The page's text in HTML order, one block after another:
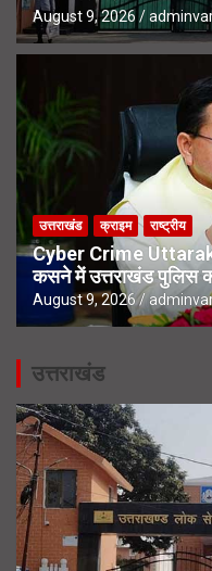
August 9, 2026
उत्तराखंड क्राइम राष्ट्रीय
Cyber Crime
कसने में उत्तराखंड पुलिस
August 9, 2026
उत्तराखंड